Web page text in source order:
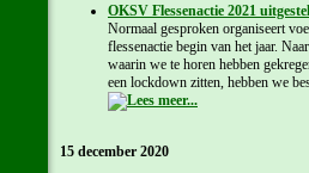
OKSV Flessenactie 2021
Normaal gesproken organiseert
flessenactie begin van het jaar.
waarin we te horen hebben
een lockdown zitten, hebben we
15 december 2020